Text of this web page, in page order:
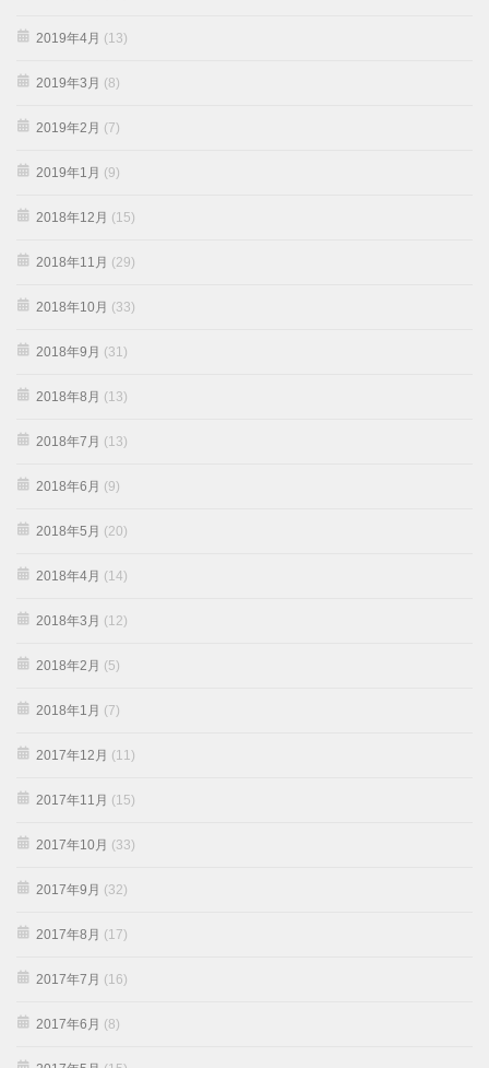
2019年4月 (13)
2019年3月 (8)
2019年2月 (7)
2019年1月 (9)
2018年12月 (15)
2018年11月 (29)
2018年10月 (33)
2018年9月 (31)
2018年8月 (13)
2018年7月 (13)
2018年6月 (9)
2018年5月 (20)
2018年4月 (14)
2018年3月 (12)
2018年2月 (5)
2018年1月 (7)
2017年12月 (11)
2017年11月 (15)
2017年10月 (33)
2017年9月 (32)
2017年8月 (17)
2017年7月 (16)
2017年6月 (8)